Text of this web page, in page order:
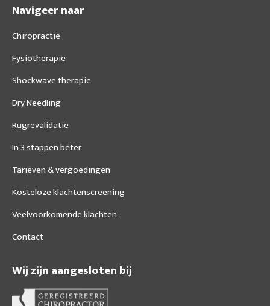
opens
in
new
window
opens
window
opens
window
Navigeer naar
Chiropractie
Fysiotherapie
Shockwave therapie
Dry Needling
Rugrevalidatie
In 3 stappen beter
Tarieven & vergoedingen
Kosteloze klachtenscreening
Veelvoorkomende klachten
Contact
Wij zijn aangesloten bij